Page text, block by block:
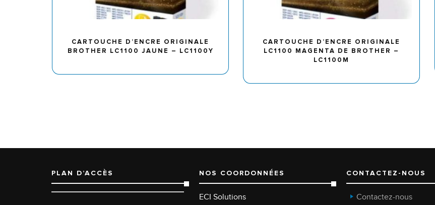
CARTOUCHE D’ENCRE ORIGINALE
BROTHER LC1100 JAUNE – LC1100Y
CARTOUCHE D’ENCRE ORIGINALE
LC1100 MAGENTA DE BROTHER –
LC1100M
PLAN D’ACCÈS NOS COORDONNÉES
ECI Solutions
CONTACTEZ-NOUS
Contactez-nous